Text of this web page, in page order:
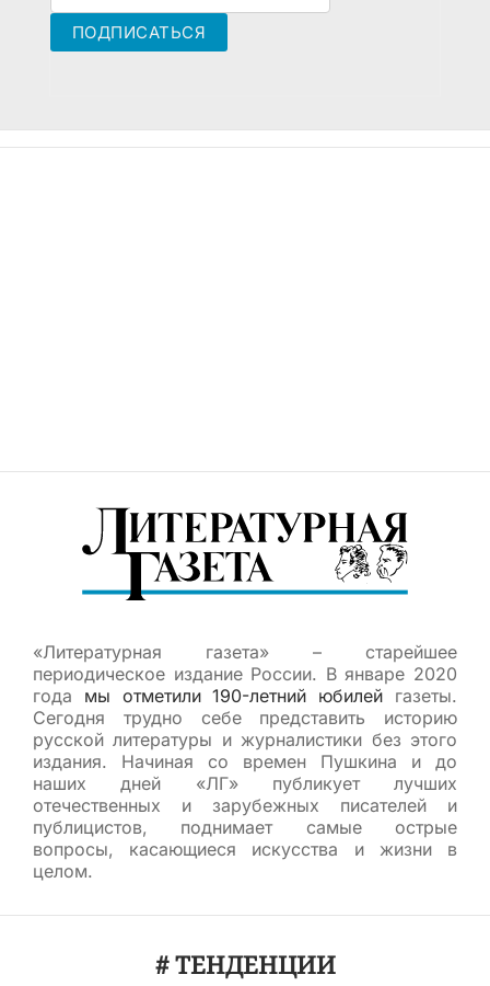
«Литературная газета» – старейшее
периодическое издание России. В январе 2020
года мы отметили 190-летний юбилей газеты.
Сегодня трудно себе представить историю
русской литературы и журналистики без этого
издания. Начиная со времен Пушкина и до
наших дней «ЛГ» публикует лучших
отечественных и зарубежных писателей и
публицистов, поднимает самые острые
вопросы, касающиеся искусства и жизни в
целом.
# ТЕНДЕНЦИИ